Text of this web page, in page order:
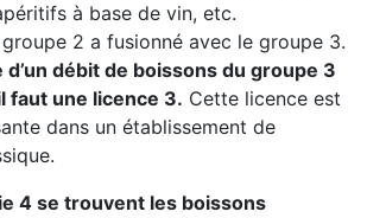
à base de vin, etc.
2 a fusionné avec le groupe 3.
d’un débit de boissons du groupe 3
faut une licence 3. Cette licence est
dans un établissement de
4 se trouvent les boissons